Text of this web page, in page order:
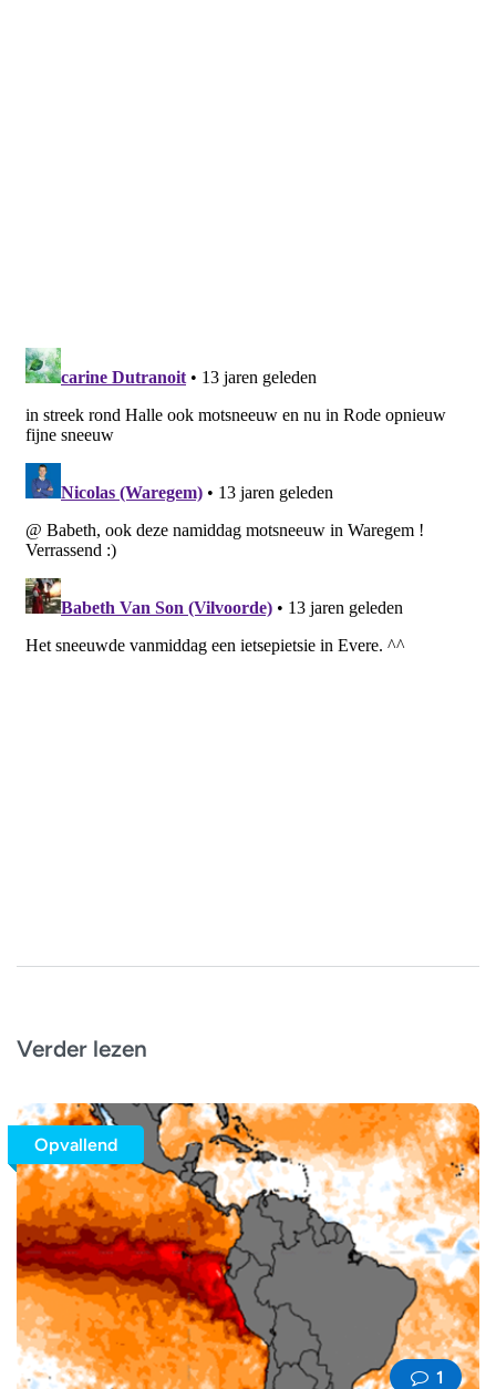
Verder lezen
1
Opvallend